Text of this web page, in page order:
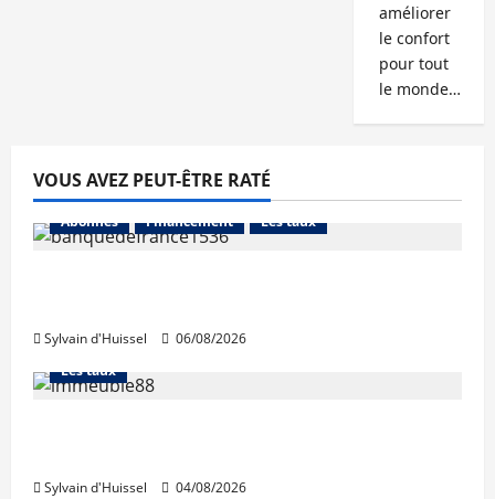
améliorer
le confort
pour tout
le monde…
VOUS AVEZ PEUT-ÊTRE RATÉ
Abonnés Financement Les taux
Sylvain d'Huissel 06/08/2026
Abonnés Financement
Les taux
Sylvain d'Huissel
04/08/2026